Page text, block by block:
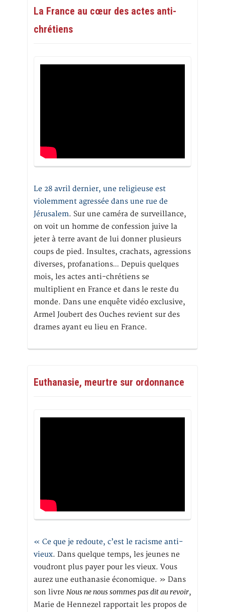
La France au cœur des actes anti-
chrétiens
Le 28 avril dernier, une religieuse est
violemment agressée dans une rue de
Jérusalem. Sur une caméra de surveillance,
on voit un homme de confession juive la
jeter à terre avant de lui donner plusieurs
coups de pied. Insultes, crachats, agressions
diverses, profanations… Depuis quelques
mois, les actes anti-chrétiens se
multiplient en France et dans le reste du
monde. Dans une enquête vidéo exclusive,
Armel Joubert des Ouches revient sur des
drames ayant eu lieu en France.
Euthanasie, meurtre sur ordonnance
« Ce que je redoute, c’est le racisme anti-
vieux. Dans quelque temps, les jeunes ne
voudront plus payer pour les vieux. Vous
aurez une euthanasie économique. » Dans
son livre Nous ne nous sommes pas dit au revoir,
Marie de Hennezel rapportait les propos de